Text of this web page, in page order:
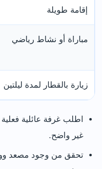
إقامة طويلة
مباراة أو نشاط رياضي
زيارة بالقطار لمدة ليلتين
اطلب غرفة عائلية
غير واضح.
تحقق من وجود مصعد